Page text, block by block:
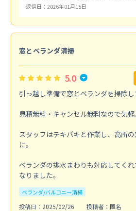
返信日：2026年01月15日
窓とベランダ清掃
5.0
引っ越し準備で窓とベランダを掃除し
見積無料・キャンセル無料なので気軽
スタッフはテキパキと作業し、高所
に。
ベランダの排水まわりも対応してく
なりました。
ベランダ/バルコニー清掃
投稿日：2025/02/26
投稿者：匿名